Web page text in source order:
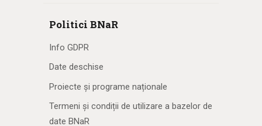
Politici BNaR
Info GDPR
Date deschise
Proiecte și programe naționale
Termeni și condiții de utilizare a bazelor de
date BNaR